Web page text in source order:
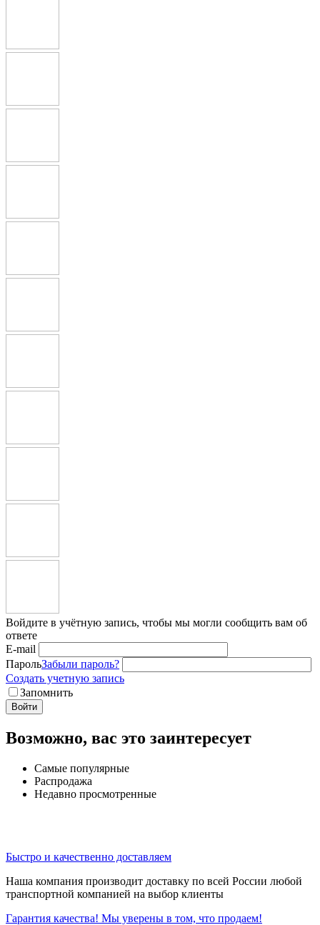
Войдите в учётную запись, чтобы мы могли сообщить вам об
ответе
E-mail
ПарольЗабыли пароль?
Создать учетную запись
Запомнить
Войти
Возможно, вас это заинтересует
Самые популярные
Распродажа
Недавно просмотренные
Быстро и качественно доставляем
Наша компания производит доставку по всей России любой
транспортной компанией на выбор клиенты
Гарантия качества! Мы уверены в том, что продаем!